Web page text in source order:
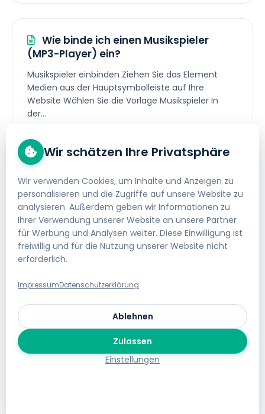
Wie binde ich einen Musikspieler
(MP3-Player) ein?
Musikspieler einbinden Ziehen Sie das Element
Medien aus der Hauptsymbolleiste auf Ihre
Website Wählen Sie die Vorlage Musikspieler In
der...
Homepage Baukasten Medien
Wie binde ich einen Spotify Player
ein?
Spotify Player einbinden Ziehen Sie das Element
Medien aus der Hauptsymbolleiste auf Ihre
Website Wählen Sie die Vorlage Spotify Spieler
Homepage Baukasten /
Wir schätzen Ihre Privatsphäre
Wir verwenden Cookies, um Inhalte und Anzeigen zu
personalisieren und die Zugriffe auf unsere Website zu
analysieren. Außerdem geben wir Informationen zu
Ihrer Verwendung unserer Website an unsere Partner
für Werbung und Analysen weiter. Diese Einwilligung ist
freiwillig und für die Nutzung unserer Website nicht
erforderlich.
ImpressumDatenschutzerklärung
Einstellungen
Ablehnen
Zulassen